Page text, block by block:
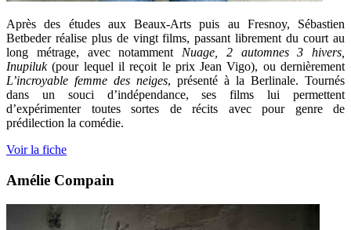
Après des études aux Beaux-Arts puis au Fresnoy, Sébastien
Betbeder réalise plus de vingt films, passant librement du court au
long métrage, avec notamment Nuage, 2 automnes 3
hivers,
Inupiluk(pour lequel il reçoit le prix Jean Vigo), ou dernièrement
L’incroyable femme des neiges, présenté à la Berlinale. Tournés
dans un souci d’indépendance, ses films lui permettent
d’expérimenter toutes sortes de récits avec pour genre de
prédilection la comédie.
Voir la fiche
Amélie Compain